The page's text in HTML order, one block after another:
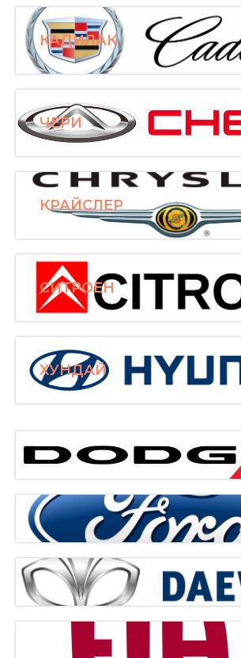
КАДИЛАК
ЧЕРИ
КРАЙСЛЕР
СИТРОЕН
ХУНДАЙ